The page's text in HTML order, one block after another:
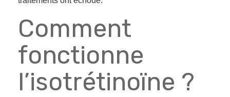
Comment
fonctionne
l’isotrétinoïne ?